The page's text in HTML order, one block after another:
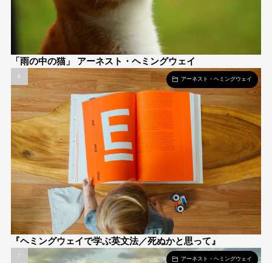
「雨の中の猫」 アーネスト・ヘミングウェイ
アーネスト・ヘミングウェイ
『ヘミングウェイで学ぶ英文法／死ぬかと思って』
アーネスト・ヘミングウェイ